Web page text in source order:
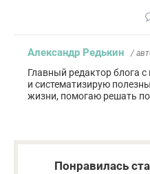
Александр Редькин /
Главный редактор блога
и систематизирую
жизни, помогаю решать
Понравилась